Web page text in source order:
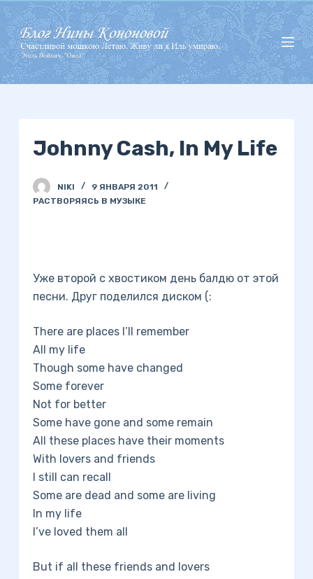
П
е
р
е
й
Johnny Cash, In My Life
NIKI
9 ЯНВАРЯ 2011
РАСТВОРЯЯСЬ В МУЗЫКЕ
Уже второй с хвостиком день балдю от этой
песни. Друг поделился диском (:
There are places I’ll remember
All my life
Though some have changed
Some forever
Not for better
Some have gone and some remain
All these places have their moments
With lovers and friends
I still can recall
Some are dead and some are living
In my life
I’ve loved them all
But if all these friends and lovers